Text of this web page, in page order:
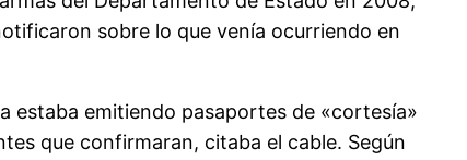
sobre lo que venía ocurriendo en
estaba emitiendo pasaportes de «cortesía»
que confirmaran, citaba el cable. Según